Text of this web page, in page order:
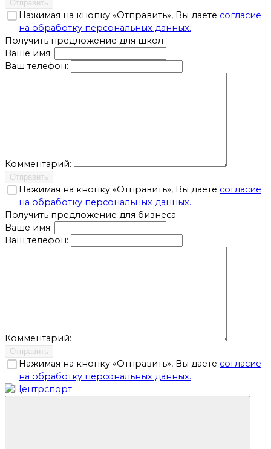
Отправить
Нажимая на кнопку «Отправить», Вы даете согласие
на обработку персональных данных.
Получить предложение для школ
Ваше имя:
Ваш телефон:
Комментарий:
Отправить
Нажимая на кнопку «Отправить», Вы даете согласие
на обработку персональных данных.
Получить предложение для бизнеса
Ваше имя:
Ваш телефон:
Комментарий:
Отправить
Нажимая на кнопку «Отправить», Вы даете согласие
на обработку персональных данных.